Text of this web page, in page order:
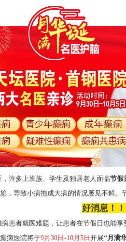
，许多上班族、学生及独居老人面临节假
，导致小病拖成大病的情况屡见不鲜。
好消息！！
患者就医难题， 让患者在节假日也能享
痫医院将于9月30日-10月 5 日 开展“月满